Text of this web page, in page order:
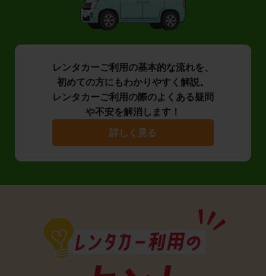
レンタカーご利用の基本的な流れを、
初めての方にもわかりやすく解説。
レンタカーご利用の際のよくある疑問
や不安を解消します！
詳しく見る